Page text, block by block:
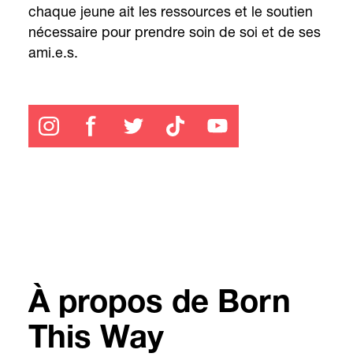
chaque jeune ait les ressources et le soutien
nécessaire pour prendre soin de soi et de ses
ami.e.s.
À propos de Born
This Way